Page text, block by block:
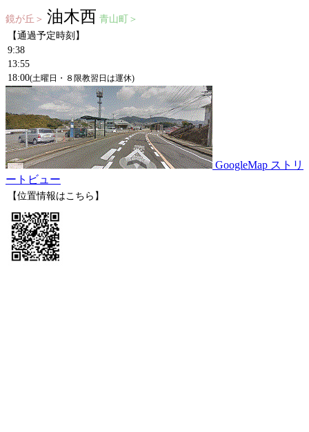
鏡が丘＞ 油木西 青山町＞
【通過予定時刻】
9:38
13:55
18:00(土曜日・８限教習日は運休)
GoogleMap ストリ
ートビュー
【位置情報はこちら】